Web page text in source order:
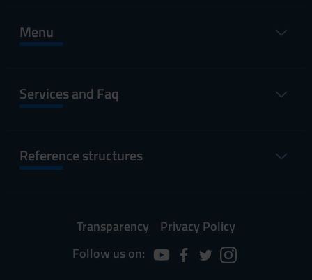
Menu
Services and Faq
Reference structures
Transparency
Privacy Policy
Follow us on: